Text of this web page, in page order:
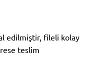
edilmiştir, fileli kolay
teslim